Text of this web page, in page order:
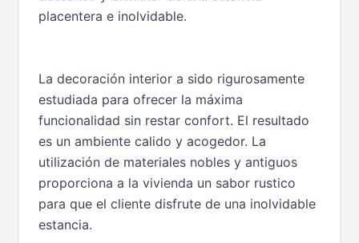
placentera e inolvidable.
La decoración interior a sido rigurosamente
estudiada para ofrecer la máxima
funcionalidad sin restar confort. El resultado
es un ambiente calido y acogedor. La
utilización de materiales nobles y antiguos
proporciona a la vivienda un sabor rustico
para que el cliente disfrute de una inolvidable
estancia.